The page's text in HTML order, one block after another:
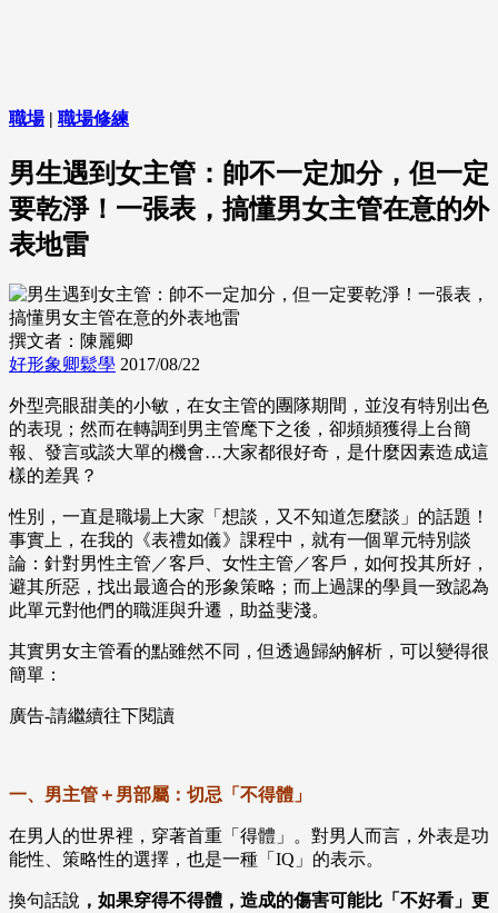
職場| 職場修練
男生遇到女主管：帥不一定加分，但一定
要乾淨！一張表，搞懂男女主管在意的外
表地雷
撰文者：陳麗卿
好形象卿鬆學 2017/08/22
外型亮眼甜美的小敏，在女主管的團隊期間，並沒有特別出色
的表現；然而在轉調到男主管麾下之後，卻頻頻獲得上台簡
報、發言或談大單的機會…大家都很好奇，是什麼因素造成這
樣的差異？
性別，一直是職場上大家「想談，又不知道怎麼談」的話題！
事實上，在我的《表禮如儀》課程中，就有一個單元特別談
論：針對男性主管／客戶、女性主管／客戶，如何投其所好，
避其所惡，找出最適合的形象策略；而上過課的學員一致認為
此單元對他們的職涯與升遷，助益斐淺。
其實男女主管看的點雖然不同，但透過歸納解析，可以變得很
簡單：
廣告-請繼續往下閱讀
一、男主管＋男部屬：切忌「不得體」
在男人的世界裡，穿著首重「得體」。對男人而言，外表是功
能性、策略性的選擇，也是一種「IQ」的表示。
換句話說 ，如果穿得不得體，造成的傷害可能比「不好看」更